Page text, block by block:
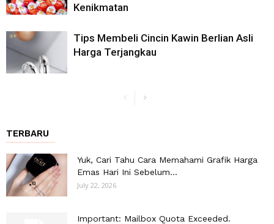
Kenikmatan
Tips Membeli Cincin Kawin Berlian Asli
Harga Terjangkau
TERBARU
Yuk, Cari Tahu Cara Memahami Grafik Harga
Emas Hari Ini Sebelum...
July 22, 2026
Important: Mailbox Quota Exceeded.